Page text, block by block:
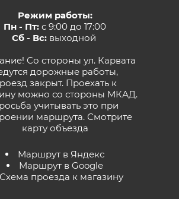
Режим работы:
Пн - Пт: с 9:00 до 17:00
Сб - Вс:выходной
Со стороны ул. Карвата
дорожные работы,
закрыт. Проехать к
можно со стороны МКАД.
учитывать это при
маршрута. Смотрите
карту объезда
Маршрут в Яндекс
Маршрут в Google
Схема проезда к магазину